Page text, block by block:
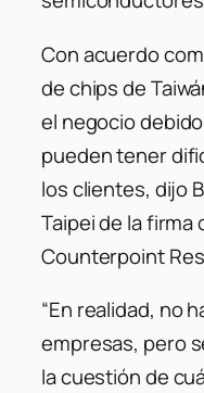
Con acuerdo
de chips de
el negocio
pueden tener
los clientes, dijo
Taipei de la
Counterpoint
“En realidad, no
empresas, pero
la cuestión de